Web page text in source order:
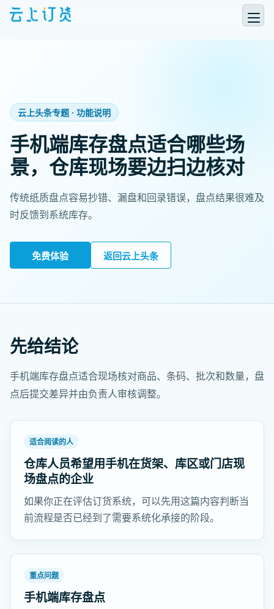
云上头条专题 · 功能说明
手机端库存盘点适合哪些场
景，仓库现场要边扫边核对
传统纸质盘点容易抄错、漏盘和回录错误，盘点结果很难及
时反馈到系统库存。
免费体验 返回云上头条
先给结论
手机端库存盘点适合现场核对商品、条码、批次和数量，盘
点后提交差异并由负责人审核调整。
适合阅读的人
仓库人员希望用手机在货架、库区或门店现
场盘点的企业
如果你正在评估订货系统，可以先用这篇内容判断当
前流程是否已经到了需要系统化承接的阶段。
重点问题
手机端库存盘点